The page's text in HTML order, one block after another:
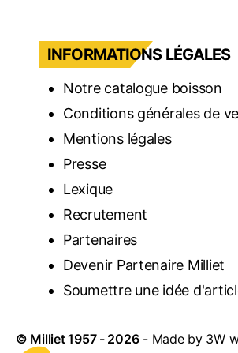
INFORMATIONS LÉGALES
Notre catalogue boisson
Conditions générales de
Mentions légales
Presse
Lexique
Recrutement
Partenaires
Devenir Partenaire Milliet
Soumettre une idée
© Milliet1957 - 2026- Made by 3W